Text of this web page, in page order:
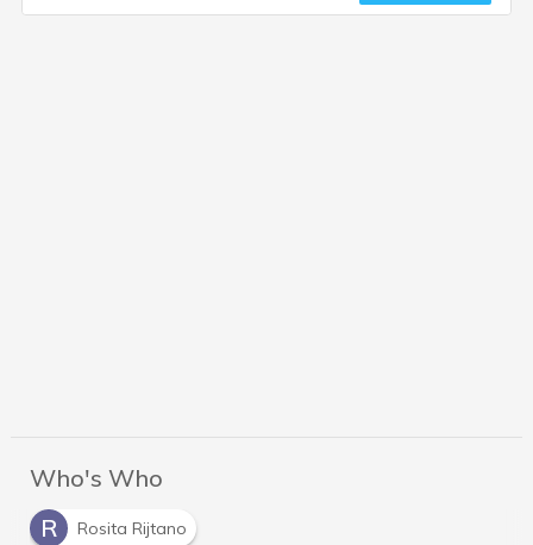
Who's Who
R
Rosita Rijtano